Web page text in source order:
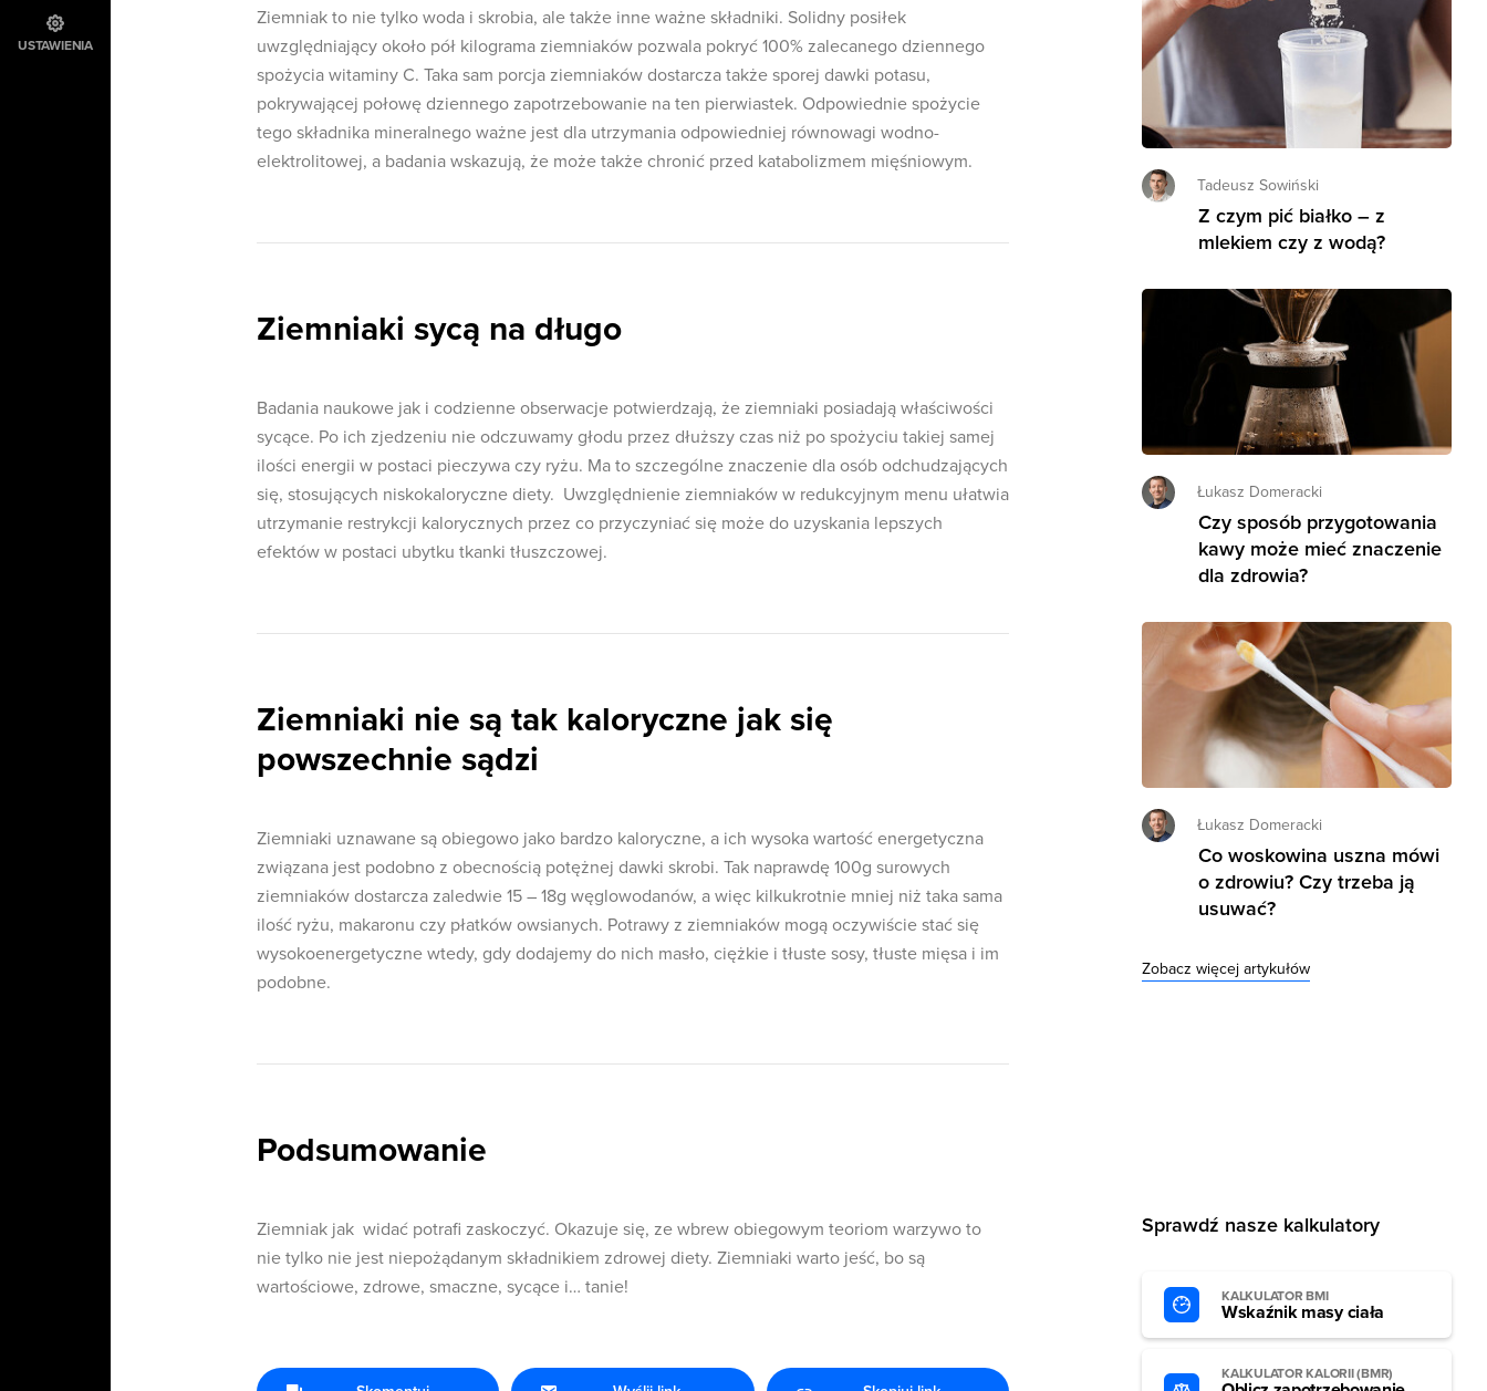
USTAWIENIA
Ziemniak to nie tylko woda i skrobia, ale także inne ważne składniki. Solidny posiłek
uwzględniający około pół kilograma ziemniaków pozwala pokryć 100% zalecanego dziennego
spożycia witaminy C. Taka sam porcja ziemniaków dostarcza także sporej dawki potasu,
pokrywającej połowę dziennego zapotrzebowanie na ten pierwiastek. Odpowiednie spożycie
tego składnika mineralnego ważne jest dla utrzymania odpowiedniej równowagi wodno-
elektrolitowej, a badania wskazują, że może także chronić przed katabolizmem mięśniowym.
Ziemniaki sycą na długo
Badania naukowe jak i codzienne obserwacje potwierdzają, że ziemniaki posiadają właściwości
sycące. Po ich zjedzeniu nie odczuwamy głodu przez dłuższy czas niż po spożyciu takiej samej
ilości energii w postaci pieczywa czy ryżu. Ma to szczególne znaczenie dla osób odchudzających
się, stosujących niskokaloryczne diety. Uwzględnienie ziemniaków w redukcyjnym menu ułatwia
utrzymanie restrykcji kalorycznych przez co przyczyniać się może do uzyskania lepszych
efektów w postaci ubytku tkanki tłuszczowej.
Ziemniaki nie są tak kaloryczne jak się
powszechnie sądzi
Ziemniaki uznawane są obiegowo jako bardzo kaloryczne, a ich wysoka wartość energetyczna
związana jest podobno z obecnością potężnej dawki skrobi. Tak naprawdę 100g surowych
ziemniaków dostarcza zaledwie 15 – 18g węglowodanów, a więc kilkukrotnie mniej niż taka sama
ilość ryżu, makaronu czy płatków owsianych. Potrawy z ziemniaków mogą oczywiście stać się
wysokoenergetyczne wtedy, gdy dodajemy do nich masło, ciężkie i tłuste sosy, tłuste mięsa i im
podobne.
Podsumowanie
Ziemniak jak widać potrafi zaskoczyć. Okazuje się, ze wbrew obiegowym teoriom warzywo to
nie tylko nie jest niepożądanym składnikiem zdrowej diety. Ziemniaki warto jeść, bo są
wartościowe, zdrowe, smaczne, sycące i… tanie!
Tadeusz Sowiński
Z czym pić białko – z
mlekiem czy z wodą?
Łukasz Domeracki
Czy sposób przygotowania
kawy może mieć znaczenie
dla zdrowia?
Łukasz Domeracki
Co woskowina uszna mówi
o zdrowiu? Czy trzeba ją
usuwać?
Zobacz więcej artykułów
Sprawdź nasze kalkulatory
KALKULATOR BMI
Wskaźnik masy ciała
KALKULATOR KALORII (BMR)